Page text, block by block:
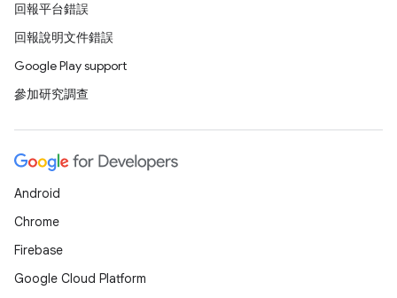
回報平台錯誤
回報說明文件錯誤
Google Play support
參加研究調查
Android
Chrome
Firebase
Google Cloud Platform